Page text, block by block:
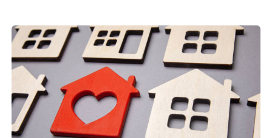
Vos Objectifs
Notre Expertise
Votre Étude Patrimoniale Personnalisée
LOUER